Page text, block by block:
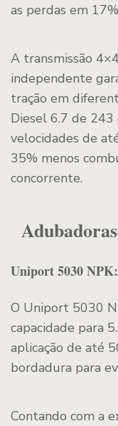
as perdas em
A transmissão
independente
tração em
Diesel 6.7 de
velocidades de
35% menos
concorrente.
Uniport 5030
O Uniport 5030
capacidade para
aplicação de até
bordadura para
Contando com a